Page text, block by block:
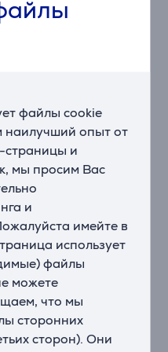
файлы cookie
опыт от
страницы и
мы просим Вас
и
имейте в
использует
файлы
можете
что мы
сторонних
сторон). Они
края и адаптируются к
робот всегда
увеличивает
поверхность по
пройти по грязным
делает уборку до тех
грязь.
потоки, чтобы
краев и направить
полов и
на коврах и
глубокую
застревание.